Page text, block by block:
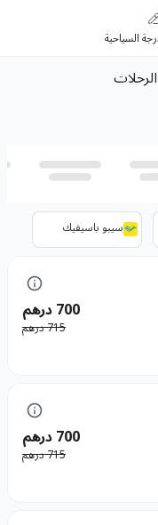
السياحية
سيبو باسيفيك
700 درهم
715 درهم
700 درهم
715 درهم